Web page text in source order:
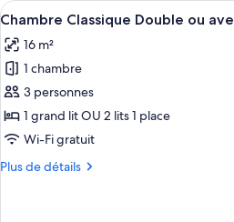
1
grand
lit
place
de
Chambre
Simple
Classique,
grand
lit
place
Afficher
toutes
les
photos
pour
ce
type
chambre :
5
Chambre Classique Double ou
16 m²
1 chambre
3 personnes
1 grand lit OU 2 lits 1 place
Wi-Fi gratuit
Plus de détails
Plus